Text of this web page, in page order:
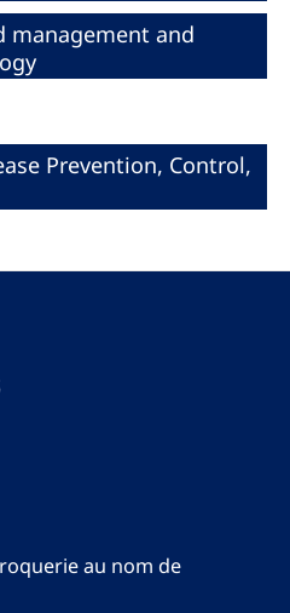
management and
Prevention, Control,
au nom de